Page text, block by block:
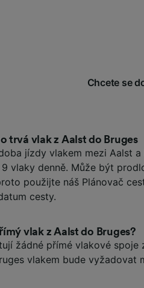
Chcete se
trvá vlak z Aalst do Bruges
jízdy vlakem mezi Aalst
vlaky denně. Může být
použijte náš Plánovač
cesty.
vlak z Aalst do Bruges?
žádné přímé vlakové spoje
vlakem bude vyžadovat